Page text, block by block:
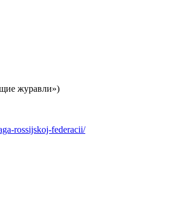
журавли»)
rossijskoj-federacii/